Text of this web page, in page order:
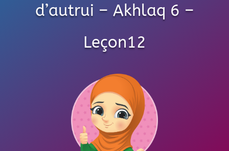
d’autrui – Akhlaq 6 –
Leçon12